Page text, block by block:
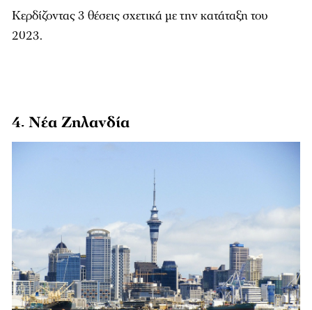
Κερδίζοντας 3 θέσεις σχετικά με την κατάταξη του
2023.
4. Νέα Ζηλανδία